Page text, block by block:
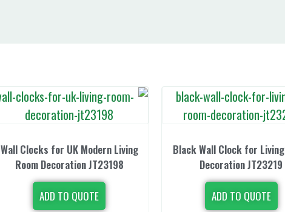
Black Wall Clock for
Decoration JT23219
ADD TO QUOTE
Wall Clocks for UK Modern Living
Room Decoration JT23198
ADD TO QUOTE